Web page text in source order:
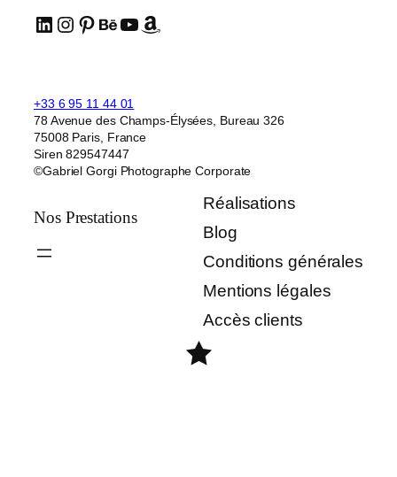
LinkedIn Instagram Pinterest Behance YouTube Amazon
+33 6 95 11 44 01
78 Avenue des Champs-Élysées, Bureau 326
75008 Paris, France
Siren 829547447
©Gabriel Gorgi Photographe Corporate
Nos Prestations
Réalisations
Blog
Conditions générales
Mentions légales
Accès clients